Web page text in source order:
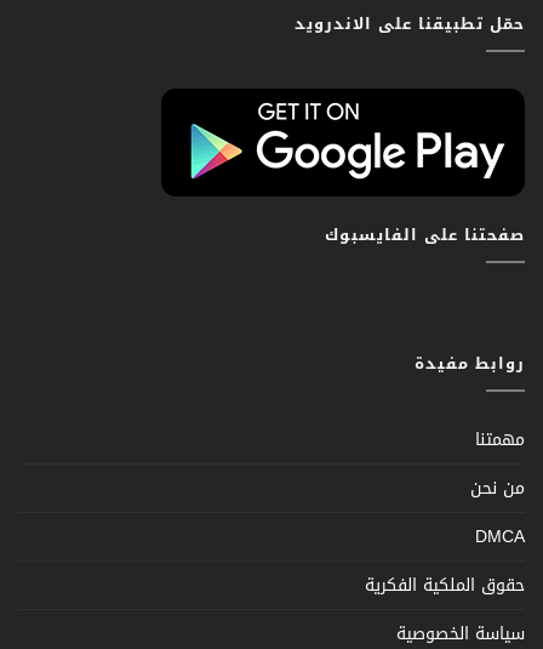
حمّل تطبيقنا على الاندرويد
صفحتنا على الفايسبوك
روابط مفيدة
مهمتنا
من نحن
DMCA
حقوق الملكية الفكرية
سياسة الخصوصية